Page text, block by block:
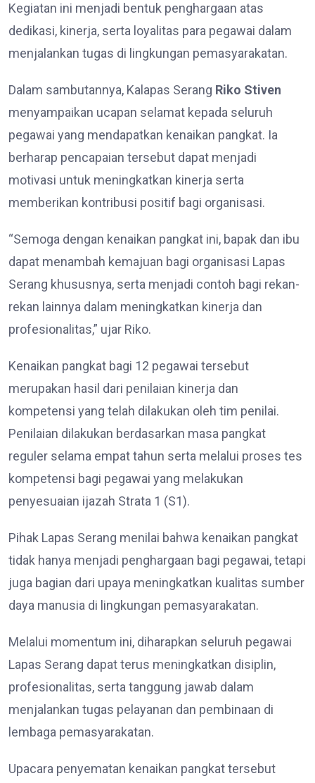
Kegiatan ini menjadi bentuk penghargaan atas
dedikasi, kinerja, serta loyalitas para pegawai dalam
menjalankan tugas di lingkungan pemasyarakatan.
Dalam sambutannya, Kalapas Serang Riko Stiven
menyampaikan ucapan selamat kepada seluruh
pegawai yang mendapatkan kenaikan pangkat. Ia
berharap pencapaian tersebut dapat menjadi
motivasi untuk meningkatkan kinerja serta
memberikan kontribusi positif bagi organisasi.
“Semoga dengan kenaikan pangkat ini, bapak dan ibu
dapat menambah kemajuan bagi organisasi Lapas
Serang khususnya, serta menjadi contoh bagi rekan-
rekan lainnya dalam meningkatkan kinerja dan
profesionalitas,” ujar Riko.
Kenaikan pangkat bagi 12 pegawai tersebut
merupakan hasil dari penilaian kinerja dan
kompetensi yang telah dilakukan oleh tim penilai.
Penilaian dilakukan berdasarkan masa pangkat
reguler selama empat tahun serta melalui proses tes
kompetensi bagi pegawai yang melakukan
penyesuaian ijazah Strata 1 (S1).
Pihak Lapas Serang menilai bahwa kenaikan pangkat
tidak hanya menjadi penghargaan bagi pegawai, tetapi
juga bagian dari upaya meningkatkan kualitas sumber
daya manusia di lingkungan pemasyarakatan.
Melalui momentum ini, diharapkan seluruh pegawai
Lapas Serang dapat terus meningkatkan disiplin,
profesionalitas, serta tanggung jawab dalam
menjalankan tugas pelayanan dan pembinaan di
lembaga pemasyarakatan.
Upacara penyematan kenaikan pangkat tersebut